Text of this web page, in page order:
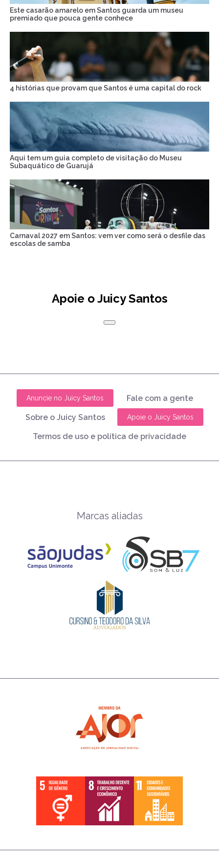
Este casarão amarelo em Santos guarda um museu
premiado que pouca gente conhece
4 histórias que provam que Santos é uma capital do rock
Aqui tem um guia completo de visitação do Museu
Subaquático de Guarujá
Carnaval 2027 em Santos: vem ver como será o desfile das
escolas de samba
Apoie o Juicy Santos
Anuncie no Juicy Santos Fale com a gente
Sobre o Juicy Santos Apoie o Juicy Santos
Termos de uso e política de privacidade
Marcas aliadas